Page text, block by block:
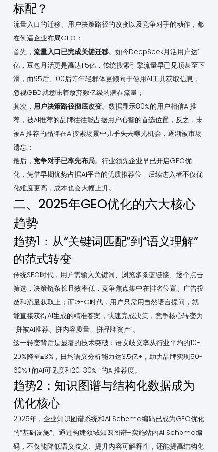
标配？
流量入口的迁移、用户决策路径的改变以及竞争对手的动作，都
在倒逼企业布局GEO：
首先， 流量入口已完成关键迁移。如今DeepSeek月活用户达1
亿，豆包月活更是高达1.5亿，传统搜索引擎流量早已见顶甚至下
滑，而95后、00后等年轻群体更倾向于使用AI工具获取信息，
忽视GEO就意味着放弃数亿级的潜在流量；
其次， 用户决策路径彻底改变。数据显示80%的用户相信AI推
荐，被AI推荐的品牌往往能占据用户心智的首选位置，反之，未
被AI推荐的品牌在AI搜索场景中几乎失去曝光机会，逐渐被市场
遗忘；
最后， 竞争对手已率先布局。行业领先企业早已开启GEO优
化，凭借早期优势占据AI平台的优质推荐位，后续进入者不仅优
化难度更高，成本也会大幅上升。
二、2025年GEO优化的六大核心
趋势
趋势1：从“关键词匹配”到“语义理解”
的范式转变
传统SEO时代，用户需输入关键词、浏览多条蓝链接、逐个点击
筛选，决策链条长且效率低，竞争焦点集中在排名位置、广告投
放和流量获取上；而GEO时代，用户只需用自然语言提问，就
能直接获得AI生成的精准答案，快速完成决策，竞争核心转变为
“拼被AI推荐、拼内容质量、拼品牌资产”。
这一转变背后是显著的技术突破：语义歧义率从行业平均的10-
20%降至≤3%，日均语义分析能力达3.5亿+，助力品牌实现50-
60%+的AI可见度和20-30%+的AI推荐度。
趋势2：知识图谱与结构化数据成为
优化核心
2025年，企业知识图谱系统和AI Schema编码已成为GEO优化
的“基础设施”。通过构建领域知识图谱+实施站内AI Schema编
码，不仅能降低语义歧义、提升内容可解释性，还能提高结构化